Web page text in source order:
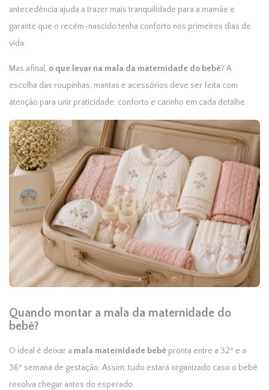
antecedência ajuda a trazer mais tranquilidade para a mamãe e
garante que o recém-nascido tenha conforto nos primeiros dias de
vida.
Mas afinal, o que levar na mala da maternidade do bebê? A
escolha das roupinhas, mantas e acessórios deve ser feita com
atenção para unir praticidade, conforto e carinho em cada detalhe.
Quando montar a mala da maternidade do
bebê?
O ideal é deixar a mala maternidade bebê pronta entre a 32ª e a
36ª semana de gestação. Assim, tudo estará organizado caso o bebê
resolva chegar antes do esperado.